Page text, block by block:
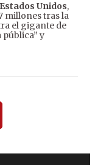
Estados Unidos,
millones tras la
el gigante de
pública” y